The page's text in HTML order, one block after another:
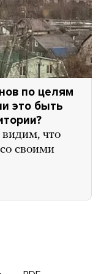
по целям
это быть
что
своими